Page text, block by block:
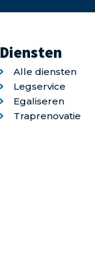
Diensten
Alle diensten
Legservice
Egaliseren
Traprenovatie